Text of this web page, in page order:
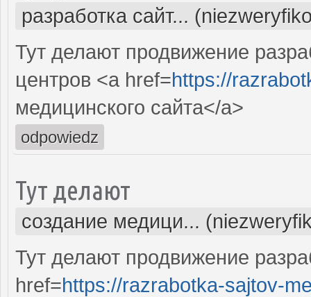
разработка сайт...
Тут делают продвижение
центров <a href=https://
медицинского сайта</a>
odpowiedz
Тут делают
создание медици...
Тут делают продвижение
href=https://razrabotka-sajtov-